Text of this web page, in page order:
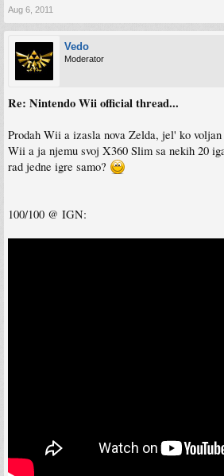
Aug 6, 2011
Vedo
Moderator
Re: Nintendo Wii official thread...
Prodah Wii a izasla nova Zelda, jel' ko voljan
Wii a ja njemu svoj X360 Slim sa nekih 20
rad jedne igre samo?
100/100 @ IGN: